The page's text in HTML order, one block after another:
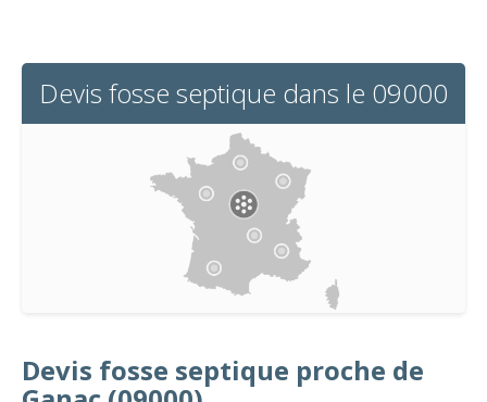
Devis fosse septique dans le 09000
Devis fosse septique proche de